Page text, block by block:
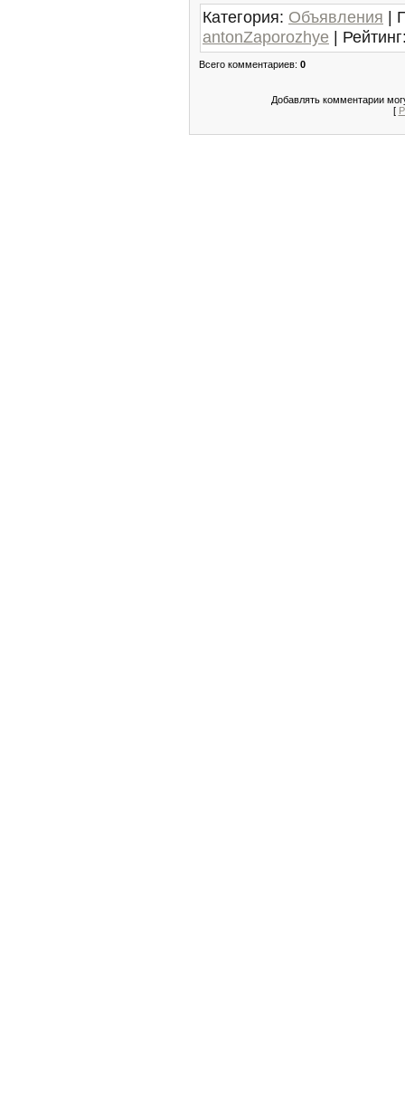
Категория: Объявления |
antonZaporozhye | Рейтинг
Всего комментариев: 0
Добавлять комментарии
[